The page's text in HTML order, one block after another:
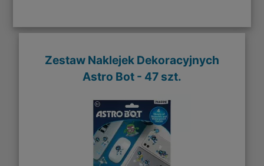
Zestaw Naklejek Dekoracyjnych
Astro Bot - 47 szt.